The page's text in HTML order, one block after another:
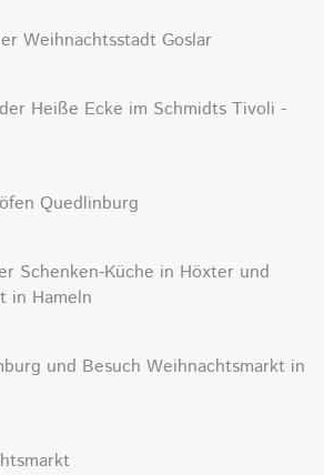
Weihnachtsstadt Goslar
Heiße Ecke im Schmidts Tivoli -
Quedlinburg
Schenken-Küche in Höxter und
in Hameln
und Besuch Weihnachtsmarkt in